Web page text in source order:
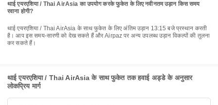
थाई एयरएशिया / Thai AirAsia का उपयोग करके फुकेत के लिए नवीनतम उड़ान किस समय
रवाना होगी?
थाई एयरएशिया / Thai AirAsia के साथ फुकेत के लिए अंतिम उड़ान 13:15 बजे प्रस्थान करती
है। आप इस समय-सारणी को देख सकते हैं और Airpaz पर अन्य उपलब्ध उड़ान विकल्पों की तुलना
कर सकते हैं।
थाई एयरएशिया / Thai AirAsia के साथ फुकेत तक हवाई अड्डे के अनुसार
लोकप्रिय मार्ग